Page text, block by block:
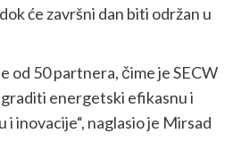
će završni dan biti održan u
od 50 partnera, čime je SECW
energetski efikasnu i
inovacije“, naglasio je Mirsad